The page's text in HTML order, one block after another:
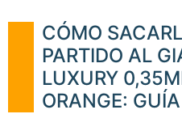
CÓMO
PARTIDO AL
LUXURY
ORANGE: